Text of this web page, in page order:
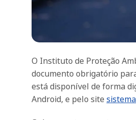
O Instituto de Proteção
documento obrigatório
está disponível de forma
Android, e pelo site